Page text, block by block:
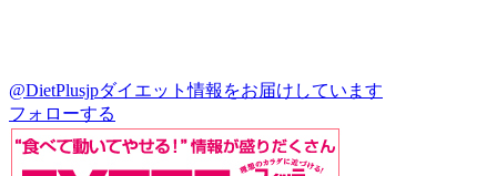
@DietPlusjpダイエット情報をお届けしています
フォローする